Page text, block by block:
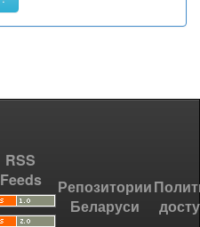
RSS
Feeds
Репозитории
Беларуси